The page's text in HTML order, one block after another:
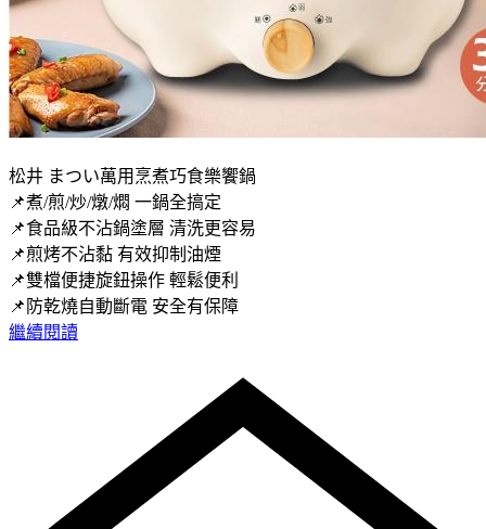
松井 まつい萬用烹煮巧食樂饗鍋
📌煮/煎/炒/燉/燜 一鍋全搞定
📌食品級不沾鍋塗層 清洗更容易
📌煎烤不沾黏 有效抑制油煙
📌雙檔便捷旋鈕操作 輕鬆便利
📌防乾燒自動斷電 安全有保障
繼續閱讀